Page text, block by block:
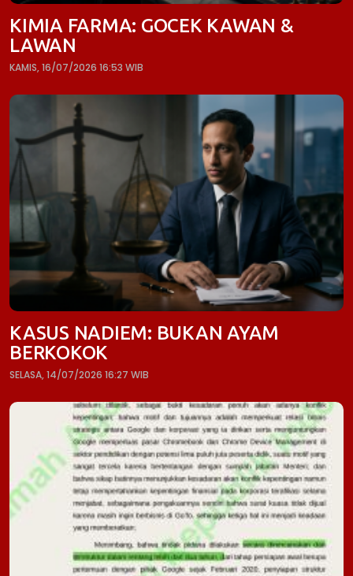
KIMIA FARMA: GOCEK KAWAN &
LAWAN
KAMIS, 16/07/2026 16:53 WIB
KASUS NADIEM: BUKAN AYAM
BERKOKOK
SELASA, 14/07/2026 16:27 WIB